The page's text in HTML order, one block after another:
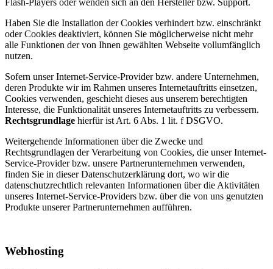
Haben Sie die Installation der Cookies verhindert bzw. einschränkt
oder Cookies deaktiviert, können Sie möglicherweise nicht mehr
alle Funktionen der von Ihnen gewählten Webseite vollumfänglich
nutzen.
Sofern unser Internet-Service-Provider bzw. andere Unternehmen,
deren Produkte wir im Rahmen unseres Internetauftritts einsetzen,
Cookies verwenden, geschieht dieses aus unserem berechtigten
Interesse, die Funktionalität unseres Internetauftritts zu verbessern.
Rechtsgrundlage hierfür ist Art. 6 Abs. 1 lit. f DSGVO.
Weitergehende Informationen über die Zwecke und
Rechtsgrundlagen der Verarbeitung von Cookies, die unser Internet-
Service-Provider bzw. unsere Partnerunternehmen verwenden,
finden Sie in dieser Datenschutzerklärung dort, wo wir die
datenschutzrechtlich relevanten Informationen über die Aktivitäten
unseres Internet-Service-Providers bzw. über die von uns genutzten
Produkte unserer Partnerunternehmen aufführen.
Webhosting